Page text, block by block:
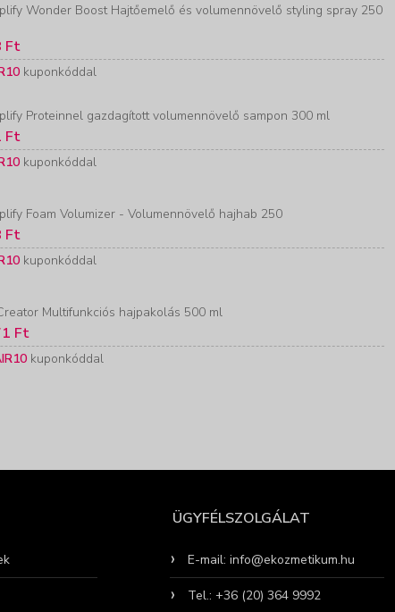
Wonder Boost Hajtőemelő és volumennövelő styling spray 250
Ft
kuponkóddal
Proteinnel gazdagított volumennövelő sampon 300 ml
Ft
kuponkóddal
Foam Volumizer - Volumennövelő hajhab 250
Ft
kuponkóddal
Multifunkciós hajpakolás 500 ml
Ft
kuponkóddal
ÜGYFÉLSZOLGÁLAT
E-mail: info@ekozmetikum.hu
Tel.: +36 (20) 364 9992